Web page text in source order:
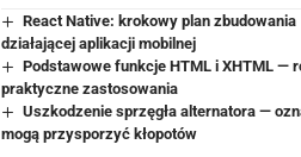
React Native: krokowy plan zbudowania
działającej aplikacji mobilnej
Podstawowe funkcje HTML i XHTML —
praktyczne zastosowania
Uszkodzenie sprzęgła alternatora —
mogą przysporzyć kłopotów